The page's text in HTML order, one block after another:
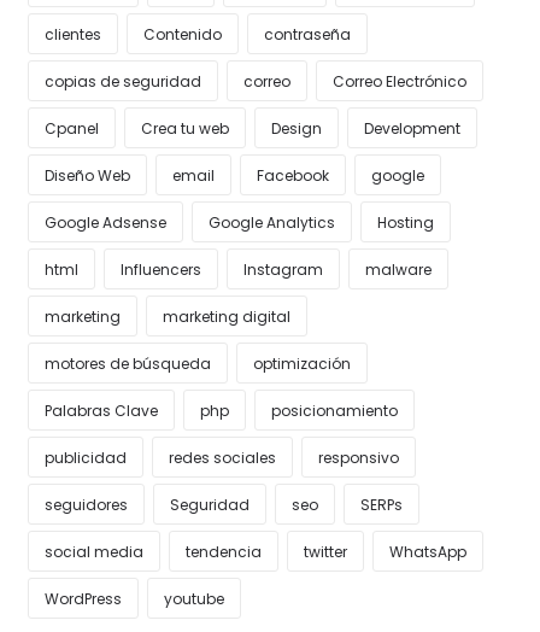
clientes Contenido contraseña
copias de seguridad correo Correo Electrónico
Cpanel Crea tu web Design Development
Diseño Web email Facebook google
Google Adsense Google Analytics Hosting
html Influencers Instagram malware
marketing marketing digital
motores de búsqueda optimización
Palabras Clave php posicionamiento
publicidad redes sociales responsivo
seguidores Seguridad seo SERPs
social media tendencia twitter WhatsApp
WordPress youtube